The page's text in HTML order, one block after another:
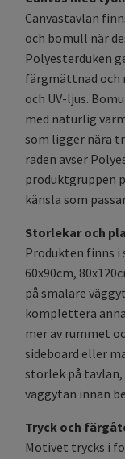
Canvastavlan
och bomull när
Polyesterduken
färgmättnad och
och UV-ljus.
med naturlig
som ligger nära
raden avser
produktgruppen
känsla som
Storlekar och
Produkten finns i
60x90cm,
på smalare
komplettera
mer av rummet
sideboard eller
storlek på
väggytan innan
Tryck och
Motivet trycks i